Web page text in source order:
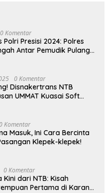
0 Komentar
Polri Presisi 2024: Polres
Antar Pemudik Pulang
0 Komentar
Disnakertrans NTB
UMMAT Kuasai Soft
Komentar
Masuk, Ini Cara Bercinta
Klepek-klepek!
0 Komentar
Kini dari NTB: Kisah
Pertama di Karang